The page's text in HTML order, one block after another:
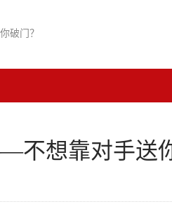
破门？
不想靠对手送